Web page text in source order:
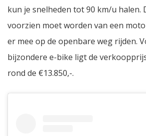
kun je snelheden tot 90 km/u halen.
voorzien moet worden van een
er mee op de openbare weg rijden.
bijzondere e-bike ligt de
rond de €13.850,-.